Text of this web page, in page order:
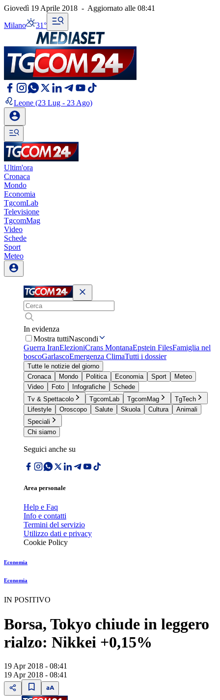
Giovedì 19 Aprile 2018 - Aggiornato alle 08:41
Milano 31°
Leone (23 Lug - 23 Ago)
Ultim'ora
Cronaca
Mondo
Economia
TgcomLab
Televisione
TgcomMag
Video
Schede
Sport
Meteo
In evidenza
Mostra tuttiNascondi
Guerra IranElezioniCrans MontanaEpstein FilesFamiglia nel
boscoGarlascoEmergenza ClimaTutti i dossier
Tutte le notizie del giorno
Cronaca
Mondo Politica Economia Sport
Meteo
Video
Foto Infografiche
Schede
Tv & Spettacolo
TgcomLab TgcomMag
TgTech
Lifestyle
Oroscopo Salute Skuola Cultura
Animali
Speciali
Chi siamo
Seguici anche su
Area personale
Help e Faq
Info e contatti
Termini del servizio
Utilizzo dati e privacy
Cookie Policy
Economia
Economia
IN POSITIVO
Borsa, Tokyo chiude in leggero
rialzo: Nikkei +0,15%
19 Apr 2018 - 08:41
19 Apr 2018 - 08:41